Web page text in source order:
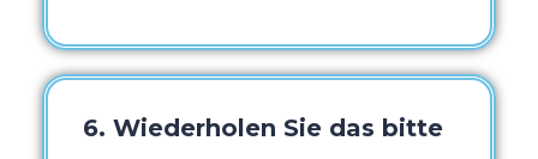
6. Wiederholen Sie das bitte